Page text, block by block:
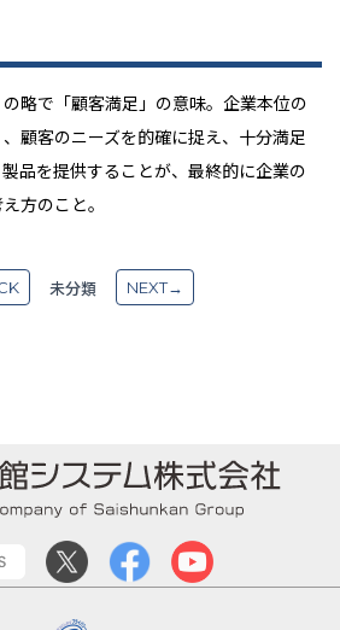
略で「顧客満足」の意味。企業本位の
顧客のニーズを的確に捉え、十分満足
品を提供することが、最終的に企業の
方のこと。
未分類 NEXT→